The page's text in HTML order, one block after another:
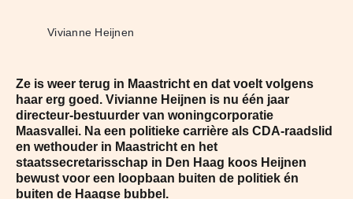
Vivianne Heijnen
Ze is weer terug in Maastricht en dat voelt volgens
haar erg goed. Vivianne Heijnen is nu één jaar
directeur-bestuurder van woningcorporatie
Maasvallei. Na een politieke carrière als CDA-raadslid
en wethouder in Maastricht en het
staatssecretarisschap in Den Haag koos Heijnen
bewust voor een loopbaan buiten de politiek én
buiten de Haagse bubbel.